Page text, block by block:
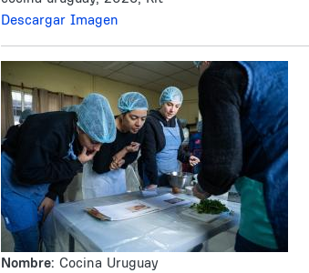
Descargar Imagen
Nombre: Cocina Uruguay